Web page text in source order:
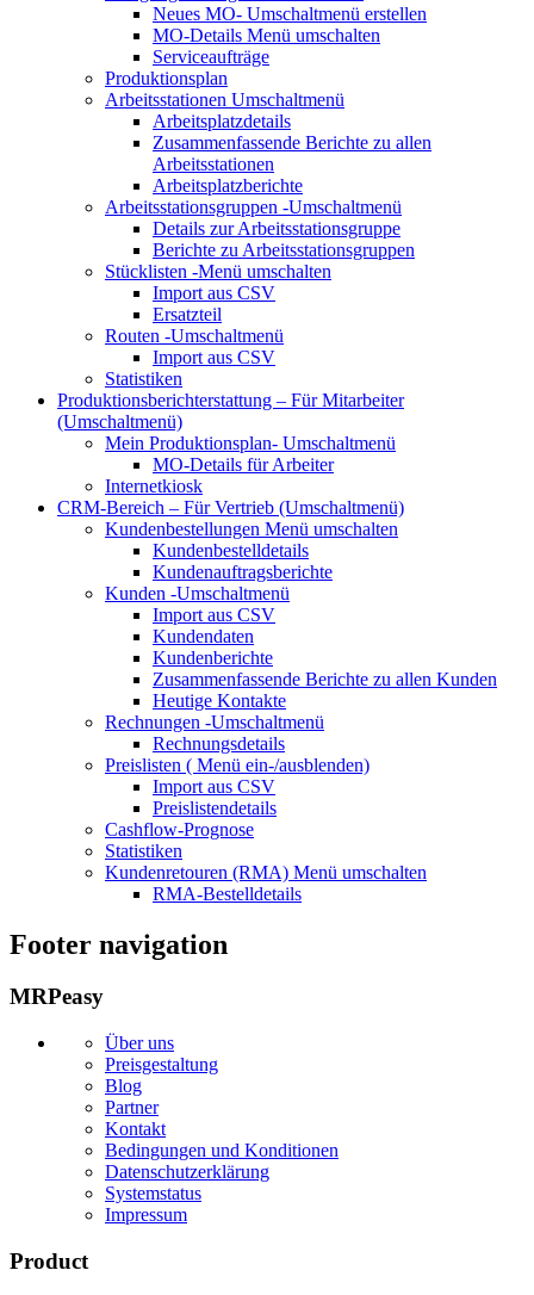
Neues MO- Umschaltmenü erstellen
MO-Details Menü umschalten
Serviceaufträge
Produktionsplan
Arbeitsstationen Umschaltmenü
Arbeitsplatzdetails
Zusammenfassende Berichte zu allen
Arbeitsstationen
Arbeitsplatzberichte
Arbeitsstationsgruppen -Umschaltmenü
Details zur Arbeitsstationsgruppe
Berichte zu Arbeitsstationsgruppen
Stücklisten -Menü umschalten
Import aus CSV
Ersatzteil
Routen -Umschaltmenü
Import aus CSV
Statistiken
Produktionsberichterstattung – Für Mitarbeiter
(Umschaltmenü)
Mein Produktionsplan- Umschaltmenü
MO-Details für Arbeiter
Internetkiosk
CRM-Bereich – Für Vertrieb (Umschaltmenü)
Kundenbestellungen Menü umschalten
Kundenbestelldetails
Kundenauftragsberichte
Kunden -Umschaltmenü
Import aus CSV
Kundendaten
Kundenberichte
Zusammenfassende Berichte zu allen Kunden
Heutige Kontakte
Rechnungen -Umschaltmenü
Rechnungsdetails
Preislisten ( Menü ein-/ausblenden)
Import aus CSV
Preislistendetails
Cashflow-Prognose
Statistiken
Kundenretouren (RMA) Menü umschalten
RMA-Bestelldetails
Footer navigation
MRPeasy
Über uns
Preisgestaltung
Blog
Partner
Kontakt
Bedingungen und Konditionen
Datenschutzerklärung
Systemstatus
Impressum
Product